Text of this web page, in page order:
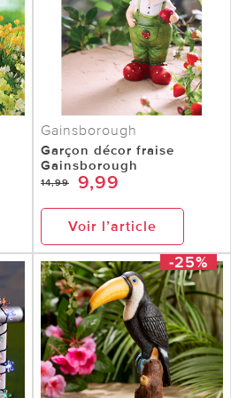
Gainsborough
Garçon décor fraise
Gainsborough
14,99 9,99
Voir l’article
-25%